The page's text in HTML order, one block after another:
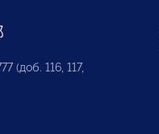
(доб. 116, 117,